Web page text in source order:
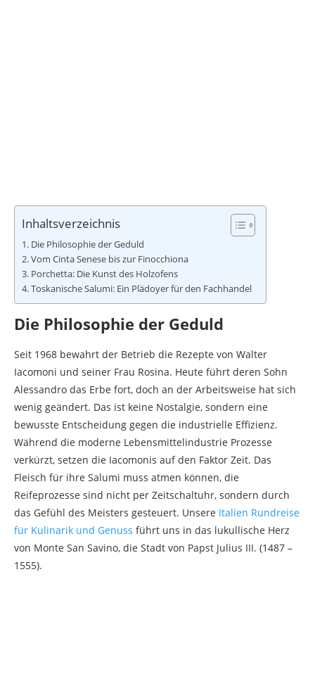
Inhaltsverzeichnis
Die Philosophie der Geduld
Vom Cinta Senese bis zur Finocchiona
Porchetta: Die Kunst des Holzofens
Toskanische Salumi: Ein Plädoyer für den Fachhandel
Die Philosophie der Geduld
Seit 1968 bewahrt der Betrieb die Rezepte von Walter
Iacomoni und seiner Frau Rosina. Heute führt deren Sohn
Alessandro das Erbe fort, doch an der Arbeitsweise hat sich
wenig geändert. Das ist keine Nostalgie, sondern eine
bewusste Entscheidung gegen die industrielle Effizienz.
Während die moderne Lebensmittelindustrie Prozesse
verkürzt, setzen die Iacomonis auf den Faktor Zeit. Das
Fleisch für ihre Salumi muss atmen können, die
Reifeprozesse sind nicht per Zeitschaltuhr, sondern durch
das Gefühl des Meisters gesteuert. Unsere Italien Rundreise
für Kulinarik und Genuss führt uns in das lukullische Herz
von Monte San Savino, die Stadt von Papst Julius III. (1487 –
1555).